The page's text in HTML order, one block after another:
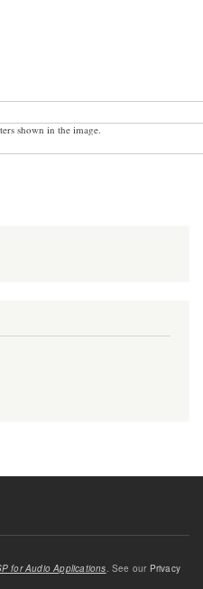
shown in the image.
for Audio Applications . See our Privacy